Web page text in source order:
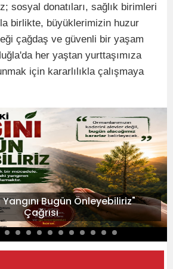
sosyal donatıları, sağlık birimleri
birlikte, büyüklerimizin huzur
çağdaş ve güvenli bir yaşam
her yaştan yurttaşımıza
için kararlılıkla çalışmaya
Bugün Önleyebiliriz"
Çağrısı